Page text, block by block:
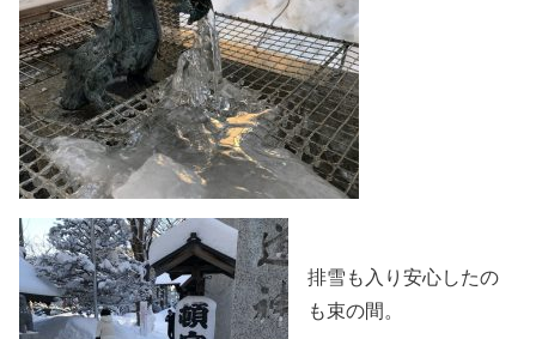
排雪も入り安心したの
も束の間。